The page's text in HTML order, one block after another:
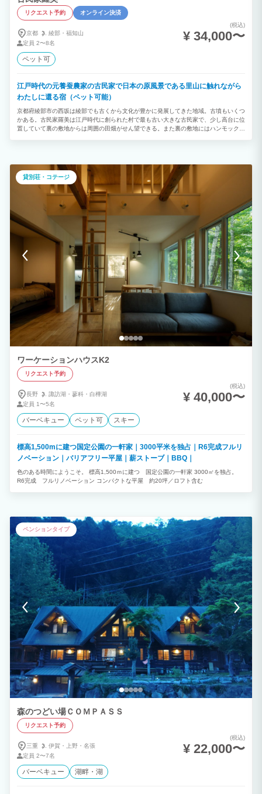
リクエスト予約 オンライン決済
京都 綾部・ 福知山
定員 2〜8名
(税込)
¥ 34,000〜
ペット可
江戸時代の元養蚕農家の古民家で日本の原風景である里山に触れながら
わたしに還る宿（ペット可能）
京都府綾部市の西坂は綾部でも古くから文化が豊かに発展してきた地域。古墳もいくつ
かある。古民家羅美は江戸時代に創られた村で最も古い大きな古民家で、少し高台に位
置していて裏の敷地からは周囲の田畑がせん望できる。また裏の敷地にはハンモックや
る。書棚には本があり読書もできる。ゲームもある。自炊する人のために冷蔵庫や調理
器具も整っている。玄関右側の部屋はその昔「庭座敷」といわれていたが、今はギャラ
リーに使うこともあり創作活動や遊び場としても使える。ペットが可能なのでペット好
きの方に喜ばれている。
貸別荘・コテージ
ワーケーションハウスK2
リクエスト予約
長野 諏訪湖・ 蓼科・ 白樺湖
定員 1〜5名
(税込)
¥ 40,000〜
バーベキュー ペット可 スキー
標高1,500mに建つ国定公園の一軒家｜3000平米を独占｜R6完成フルリ
ノベーション｜バリアフリー平屋｜薪ストーブ｜BBQ｜
色のある時間にようこそ。 標高1,500ｍに建つ 国定公園の一軒家 3000㎡を独占。
R6完成 フルリノベーション コンパクトな平屋 約20坪／ロフト含む
ペンションタイプ
森のつどい場ＣＯＭＰＡＳＳ
リクエスト予約
三重 伊賀・ 上野・ 名張
定員 2〜7名
(税込)
¥ 22,000〜
バーベキュー 湖畔・湖